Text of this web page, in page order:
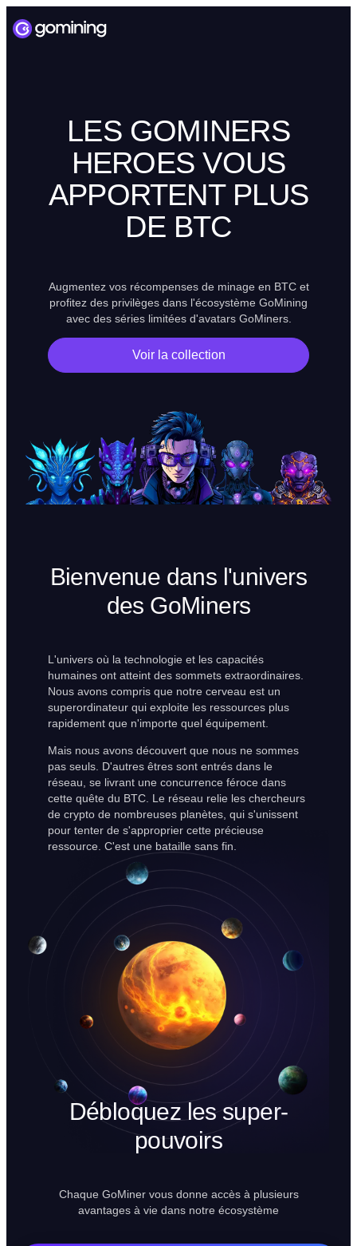
LES GOMINERS
HEROES VOUS
APPORTENT PLUS
DE BTC
Augmentez vos récompenses de minage en BTC et
profitez des privilèges dans l'écosystème GoMining
avec des séries limitées d'avatars GoMiners.
Voir la collection
Bienvenue dans l'univers
des GoMiners
L'univers où la technologie et les capacités
humaines ont atteint des sommets extraordinaires.
Nous avons compris que notre cerveau est un
superordinateur qui exploite les ressources plus
rapidement que n'importe quel équipement.
Mais nous avons découvert que nous ne sommes
pas seuls. D'autres êtres sont entrés dans le
réseau, se livrant une concurrence féroce dans
cette quête du BTC. Le réseau relie les chercheurs
de crypto de nombreuses planètes, qui s'unissent
pour tenter de s'approprier cette précieuse
ressource. C'est une bataille sans fin.
Débloquez les super-
pouvoirs
Chaque GoMiner vous donne accès à plusieurs
avantages à vie dans notre écosystème